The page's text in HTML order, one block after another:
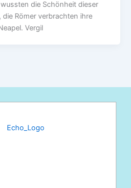
die Schönheit dieser
Römer verbrachten ihre
Vergil